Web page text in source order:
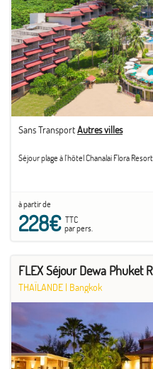
Sans TransportAutres villes
Séjour plage à l'hôtel Chanalai Flora
à partir de
228€TTC
par pers.
FLEX Séjour Dewa Phuket
THAÏLANDE | Bangkok